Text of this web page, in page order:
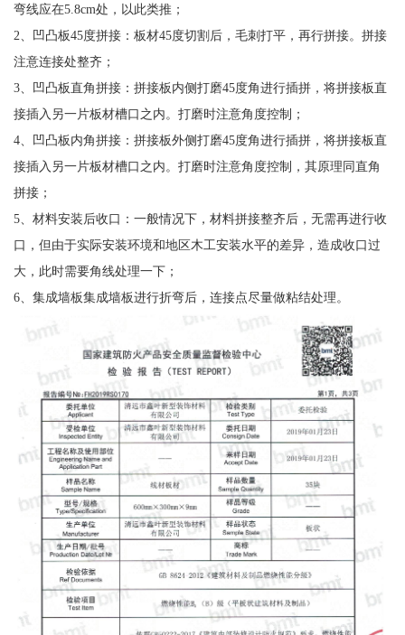
弯线应在5.8cm处，以此类推；
2、凹凸板45度拼接：板材45度切割后，毛刺打平，再行拼接。拼接
注意连接处整齐；
3、凹凸板直角拼接：拼接板内侧打磨45度角进行插拼，将拼接板直
接插入另一片板材槽口之内。打磨时注意角度控制；
4、凹凸板内角拼接：拼接板外侧打磨45度角进行插拼，将拼接板直
接插入另一片板材槽口之内。打磨时注意角度控制，其原理同直角
拼接；
5、材料安装后收口：一般情况下，材料拼接整齐后，无需再进行收
口，但由于实际安装环境和地区木工安装水平的差异，造成收口过
大，此时需要角线处理一下；
6、集成墙板集成墙板进行折弯后，连接点尽量做粘结处理。